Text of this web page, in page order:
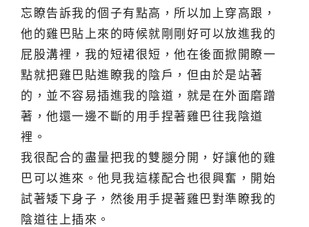
忘瞭告訴我的個子有點高，所以加上穿高跟，
他的雞巴貼上來的時候就剛剛好可以放進我的
屁股溝裡，我的短裙很短，他在後面掀開瞭一
點就把雞巴貼進瞭我的陰戶，但由於是站著
的，並不容易插進我的陰道，就是在外面磨蹭
著，他還一邊不斷的用手捏著雞巴往我陰道
裡。
我很配合的盡量把我的雙腿分開，好讓他的雞
巴可以進來。他見我這樣配合也很興奮，開始
試著矮下身子，然後用手提著雞巴對準瞭我的
陰道往上插來。